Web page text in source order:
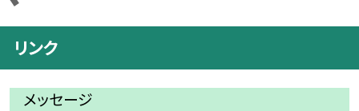
リンク
メッセージ